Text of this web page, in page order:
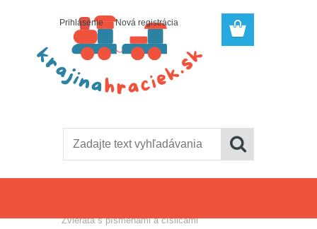
Prihlásenie Nová registrácia
Zvieratá s písmenami a číslicami